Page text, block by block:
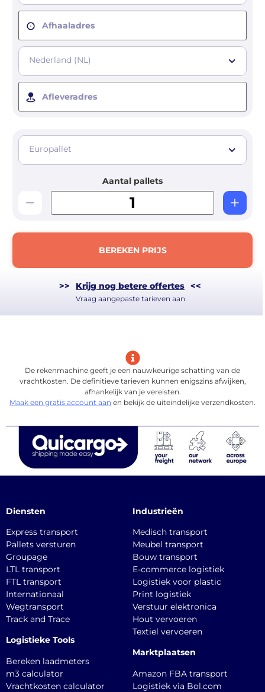
Afhaaladres
Nederland (NL)
Afleveradres
Europallet
Aantal pallets
BEREKEN PRIJS
>> Krijg nog betere offertes <<
Vraag aangepaste tarieven aan
De rekenmachine geeft je een nauwkeurige schatting van de
vrachtkosten. De definitieve tarieven kunnen enigszins afwijken,
afhankelijk van je vereisten.
Maak een gratis account aan en bekijk de uiteindelijke verzendkosten.
Diensten
Express transport
Pallets versturen
Groupage
LTL transport
FTL transport
Internationaal
Wegtransport
Track and Trace
Logistieke Tools
Bereken laadmeters
m3 calculator
Vrachtkosten calculator
Industrieën
Medisch transport
Meubel transport
Bouw transport
E-commerce logistiek
Logistiek voor plastic
Print logistiek
Verstuur elektronica
Hout vervoeren
Textiel vervoeren
Marktplaatsen
Amazon FBA transport
Logistiek via Bol.com